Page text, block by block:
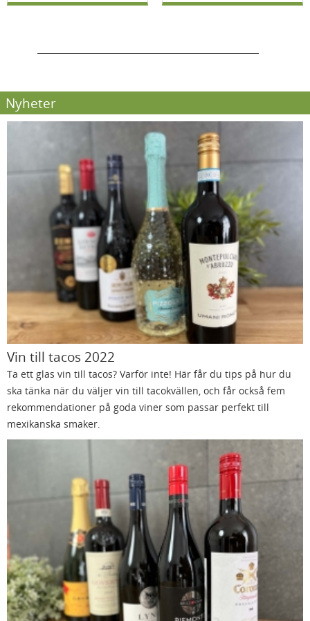
Nyheter
Vin till tacos 2022
Ta ett glas vin till tacos? Varför inte! Här får du tips på hur du
ska tänka när du väljer vin till tacokvällen, och får också fem
rekommendationer på goda viner som passar perfekt till
mexikanska smaker.